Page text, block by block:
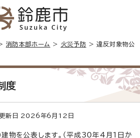
消防本部ホーム > 火災予防 > 違反対象物公
度
新日 2026年6月12日
物を公表します。（平成30年4月1日か